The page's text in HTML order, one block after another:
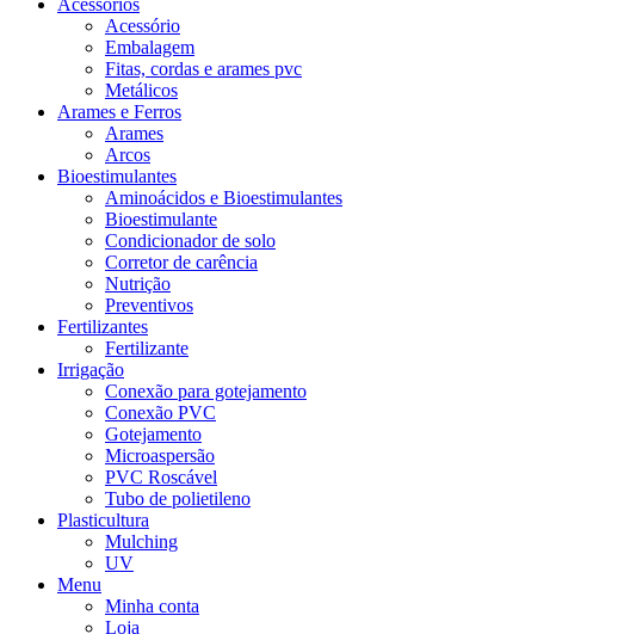
Acessórios
Acessório
Embalagem
Fitas, cordas e arames pvc
Metálicos
Arames e Ferros
Arames
Arcos
Bioestimulantes
Aminoácidos e Bioestimulantes
Bioestimulante
Condicionador de solo
Corretor de carência
Nutrição
Preventivos
Fertilizantes
Fertilizante
Irrigação
Conexão para gotejamento
Conexão PVC
Gotejamento
Microaspersão
PVC Roscável
Tubo de polietileno
Plasticultura
Mulching
UV
Menu
Minha conta
Loja